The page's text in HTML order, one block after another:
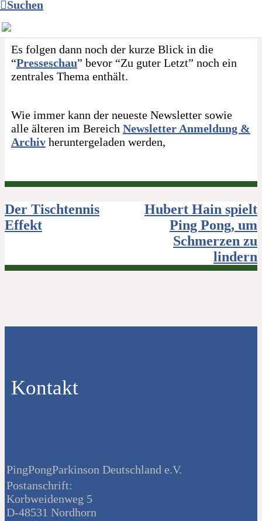
Suchen
zusammen, so dass alle, die das nicht interessiert,
diesen einfach überblättern können.
Es folgen dann noch der kurze Blick in die
“Presseschau” bevor “Zu guter Letzt” noch ein
zentrales Thema enthält.
Wie immer kann der neueste Newsletter sowie
alle älteren im Bereich Newsletter Anmeldung &
Archivheruntergeladen werden,
Beitragsnavigation
Der Tischtennis
Effekt
Hubert Hain spielt
Ping Pong, um
Schmerzen zu
lindern
Kontakt
PingPongParkinson Deutschland e.V.
Postanschrift:
Korbweidenweg 5
D-48531 Nordhorn